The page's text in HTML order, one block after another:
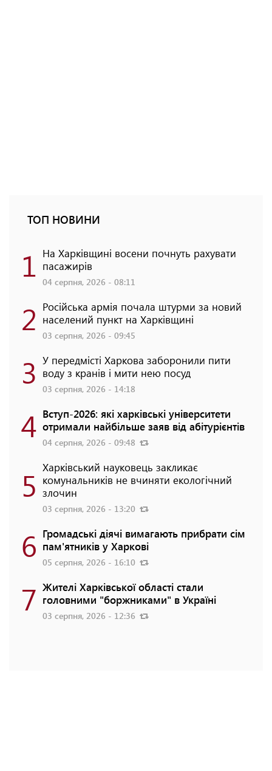
ТОП НОВИНИ
1 На Харківщині восени почнуть рахувати
пасажирів
04 серпня, 2026 - 08:11
2 Російська армія почала штурми за новий
населений пункт на Харківщині
03 серпня, 2026 - 09:45
3 У передмісті Харкова заборонили пити
воду з кранів і мити нею посуд
03 серпня, 2026 - 14:18
4 Вступ-2026: які харківські університети
отримали найбільше заяв від абітурієнтів
04 серпня, 2026 - 09:48
5 Харківський науковець закликає
комунальників не вчиняти екологічний
злочин
03 серпня, 2026 - 13:20
6 Громадські діячі вимагають прибрати сім
пам'ятників у Харкові
05 серпня, 2026 - 16:10
7 Жителі Харківської області стали
головними "боржниками" в Україні
03 серпня, 2026 - 12:36